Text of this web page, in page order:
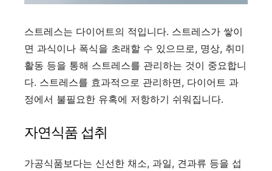
스트레스는 다이어트의 적입니다. 스트레스가 쌓이
면 과식이나 폭식을 초래할 수 있으므로, 명상, 취미
활동 등을 통해 스트레스를 관리하는 것이 중요합니
다. 스트레스를 효과적으로 관리하면, 다이어트 과
정에서 불필요한 유혹에 저항하기 쉬워집니다.
자연식품 섭취
가공식품보다는 신선한 채소, 과일, 견과류 등을 섭